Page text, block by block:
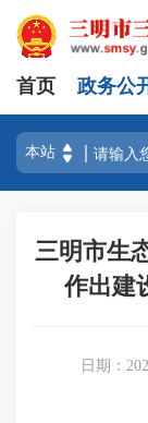
首页 政务公
三明市生
作出建
日期：